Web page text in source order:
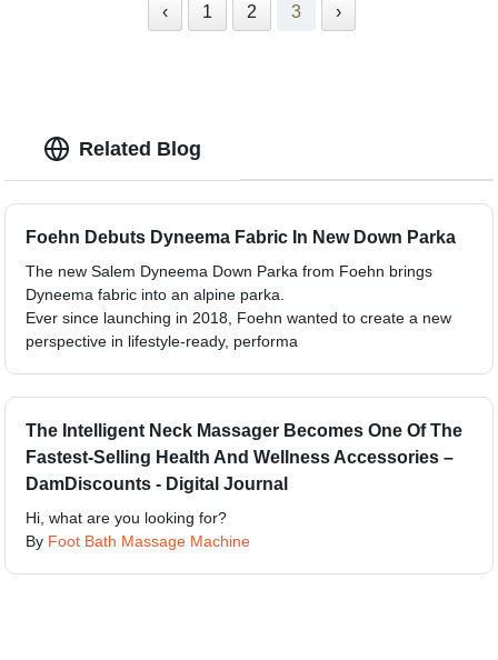
‹ 1 2 3 ›
Related Blog
Foehn Debuts Dyneema Fabric In New Down Parka
The new Salem Dyneema Down Parka from Foehn brings
Dyneema fabric into an alpine parka.
Ever since launching in 2018, Foehn wanted to create a new
perspective in lifestyle-ready, performa
The Intelligent Neck Massager Becomes One Of The
Fastest-Selling Health And Wellness Accessories –
DamDiscounts - Digital Journal
Hi, what are you looking for?
By Foot Bath Massage Machine